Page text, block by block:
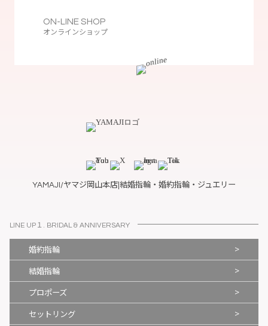
ON-LINE SHOP
オンラインショップ
YAMAJI/ヤマジ岡山本店|結婚指輪・婚約指輪・ジュエリー
LINE UP１. BRIDAL & ANNIVERSARY
婚約指輪 >
結婚指輪 >
プロポーズ >
セットリング >